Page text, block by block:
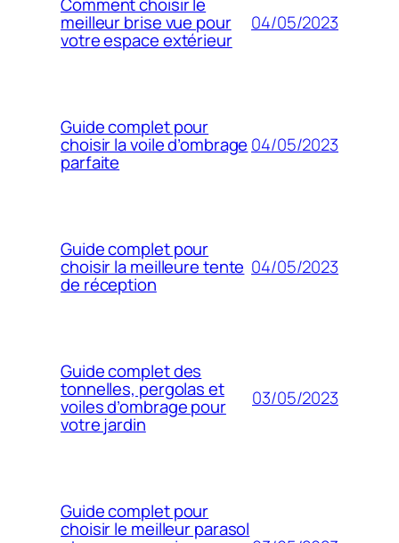
Comment choisir le
meilleur brise vue pour
votre espace extérieur
04/05/2023
Guide complet pour
choisir la voile d’ombrage
parfaite
04/05/2023
Guide complet pour
choisir la meilleure tente
de réception
04/05/2023
Guide complet des
tonnelles, pergolas et
voiles d’ombrage pour
votre jardin
03/05/2023
Guide complet pour
choisir le meilleur parasol